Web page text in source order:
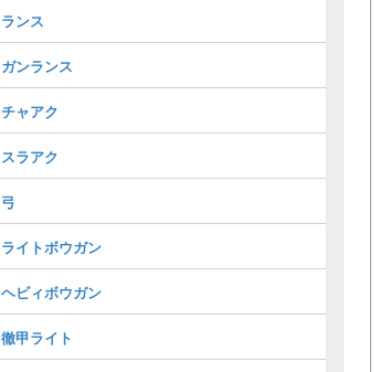
ランス
ガンランス
チャアク
スラアク
弓
ライトボウガン
ヘビィボウガン
徹甲ライト